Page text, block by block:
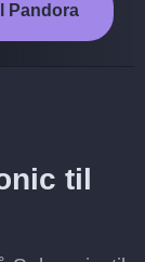
Pandora
til